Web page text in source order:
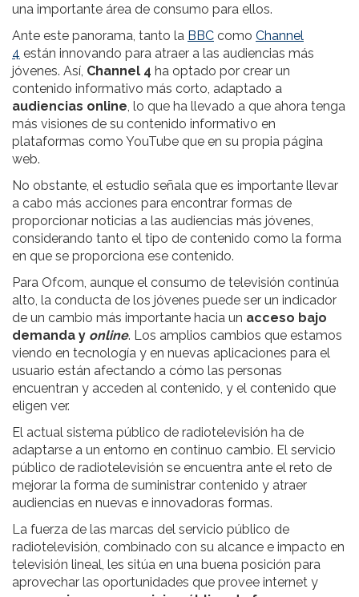
una importante área de consumo para ellos.
Ante este panorama, tanto la BBC como Channel
4 están innovando para atraer a las audiencias más
jóvenes. Así, Channel 4 ha optado por crear un
contenido informativo más corto, adaptado a
audiencias online , lo que ha llevado a que ahora tenga
más visiones de su contenido informativo en
plataformas como YouTube que en su propia página
web.
No obstante, el estudio señala que es importante llevar
a cabo más acciones para encontrar formas de
proporcionar noticias a las audiencias más jóvenes,
considerando tanto el tipo de contenido como la forma
en que se proporciona ese contenido.
Para Ofcom, aunque el consumo de televisión continúa
alto, la conducta de los jóvenes puede ser un indicador
de un cambio más importante hacia un acceso bajo
demanda y online. Los amplios cambios que estamos
viendo en tecnología y en nuevas aplicaciones para el
usuario están afectando a cómo las personas
encuentran y acceden al contenido, y el contenido que
eligen ver.
El actual sistema público de radiotelevisión ha de
adaptarse a un entorno en continuo cambio. El servicio
público de radiotelevisión se encuentra ante el reto de
mejorar la forma de suministrar contenido y atraer
audiencias en nuevas e innovadoras formas.
La fuerza de las marcas del servicio público de
radiotelevisión, combinado con su alcance e impacto en
televisión lineal, les sitúa en una buena posición para
aprovechar las oportunidades que provee internet y